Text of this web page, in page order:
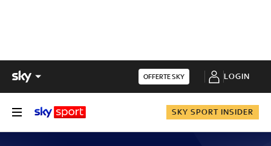
OFFERTE SKY LOGIN
SKY SPORT INSIDER